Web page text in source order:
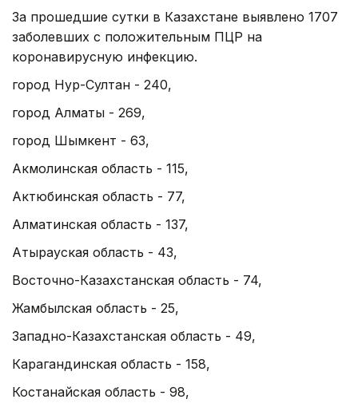
За прошедшие сутки в Казахстане выявлено 1707
заболевших с положительным ПЦР на
коронавирусную инфекцию.
город Нур-Султан - 240,
город Алматы - 269,
город Шымкент - 63,
Акмолинская область - 115,
Актюбинская область - 77,
Алматинская область - 137,
Атырауская область - 43,
Восточно-Казахстанская область - 74,
Жамбылская область - 25,
Западно-Казахстанская область - 49,
Карагандинская область - 158,
Костанайская область - 98,